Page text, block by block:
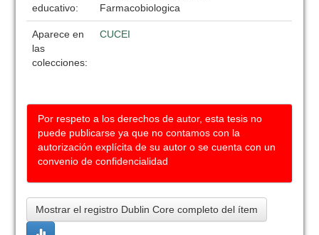
educativo:
Farmacobiologica
Aparece en
las
colecciones:
CUCEI
Por respeto a los derechos de autor, esta tesis no
puede publicarse ya que no contamos con la
autorización explícita de su autor o se cuenta con un
convenio de confidencialidad
Mostrar el registro Dublin Core completo del ítem